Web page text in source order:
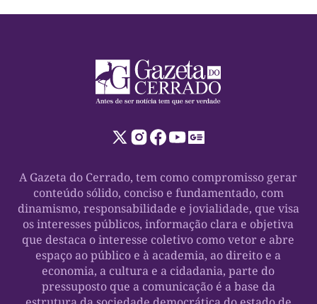
A Gazeta do Cerrado, tem como compromisso gerar
conteúdo sólido, conciso e fundamentado, com
dinamismo, responsabilidade e jovialidade, que visa
os interesses públicos, informação clara e objetiva
que destaca o interesse coletivo como vetor e abre
espaço ao público e à academia, ao direito e a
economia, a cultura e a cidadania, parte do
pressuposto que a comunicação é a base da